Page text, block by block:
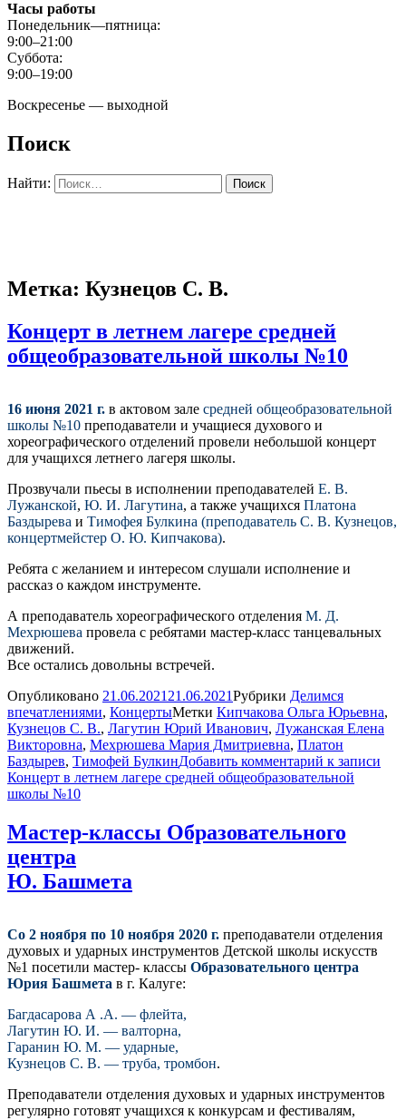
Часы работы
Понедельник—пятница:
9:00–21:00
Суббота:
9:00–19:00
Воскресенье — выходной
Поиск
Найти:
Метка: Кузнецов С. В.
Концерт в летнем лагере средней
общеобразовательной школы №10
16 июня 2021 г. в актовом зале средней общеобразовательной
школы №10 преподаватели и учащиеся духового и
хореографического отделений провели небольшой концерт
для учащихся летнего лагеря школы.
Прозвучали пьесы в исполнении преподавателей Е. В.
Лужанской, Ю. И. Лагутина, а также учащихся Платона
Баздырева и Тимофея Булкина (преподаватель С. В. Кузнецов,
концертмейстер О. Ю. Кипчакова).
Ребята с желанием и интересом слушали исполнение и
рассказ о каждом инструменте.
А преподаватель хореографического отделения М. Д.
Мехрюшева провела с ребятами мастер-класс танцевальных
движений.
Все остались довольны встречей.
Опубликовано 21.06.2021 21.06.2021Рубрики Делимся
впечатлениями, КонцертыМетки Кипчакова Ольга Юрьевна,
Кузнецов С. В., Лагутин Юрий Иванович, Лужанская Елена
Викторовна, Мехрюшева Мария Дмитриевна, Платон
Баздырев, Тимофей БулкинДобавить комментарий к записи
Концерт в летнем лагере средней общеобразовательной
школы №10
Мастер-классы Образовательного
центра
Ю. Башмета
Со 2 ноября по 10 ноября 2020 г. преподаватели отделения
духовых и ударных инструментов Детской школы искусств
№1 посетили мастер- классы Образовательного центра
Юрия Башмета в г. Калуге:
Багдасарова А .А. — флейта,
Лагутин Ю. И. — валторна,
Гаранин Ю. М. — ударные,
Кузнецов С. В. — труба, тромбон.
Преподаватели отделения духовых и ударных инструментов
регулярно готовят учащихся к конкурсам и фестивалям,